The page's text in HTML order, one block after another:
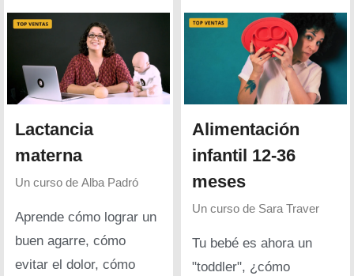
Lactancia
materna
Un curso de Alba Padró
Aprende cómo lograr un
buen agarre, cómo
evitar el dolor, cómo
Alimentación
infantil 12-36
meses
Un curso de Sara Traver
Tu bebé es ahora un
"toddler", ¿cómo